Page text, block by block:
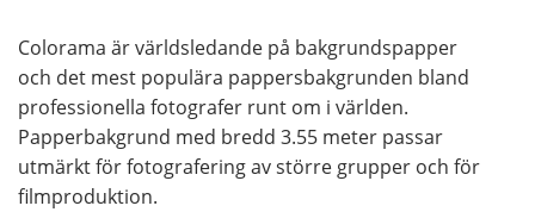
Colorama är världsledande på bakgrundspapper
och det mest populära pappersbakgrunden bland
professionella fotografer runt om i världen.
Papperbakgrund med bredd 3.55 meter passar
utmärkt för fotografering av större grupper och för
filmproduktion.